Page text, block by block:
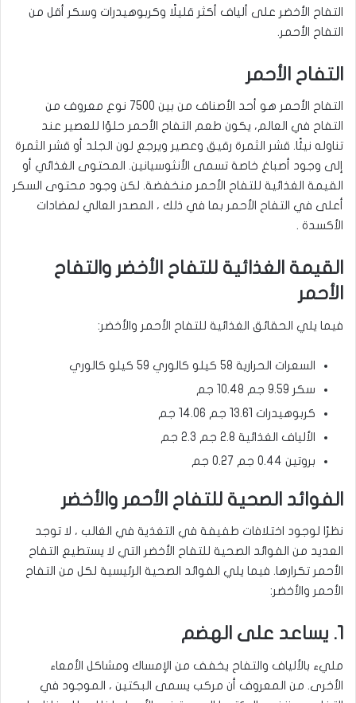
التفاح الأخضر على ألياف أكثر قليلًا وكربوهيدرات وسكر أقل من
التفاح الأحمر.
التفاح الأحمر
التفاح الأحمر هو أحد الأصناف من بين 7500 نوع معروف من
التفاح في العالم، يكون طعم التفاح الأحمر حلوًا للعصير عند
تناوله نيئًا. قشر الثمرة رقيق وعصير ويرجع لون الجلد أو قشر الثمرة
إلى وجود أصباغ خاصة تسمى الأنثوسيانين. المحتوى الغذائي أو
القيمة الغذائية للتفاح الأحمر منخفضة. لكن وجود محتوى السكر
أعلى في التفاح الأحمر بما في ذلك ، المصدر العالي لمضادات
الأكسدة .
القيمة الغذائية للتفاح الأخضر والتفاح
الأحمر
فيما يلي الحقائق الغذائية للتفاح الأحمر والأخضر:
السعرات الحرارية 58 كيلو كالوري 59 كيلو كالوري
سكر 9.59 جم 10.48 جم
كربوهيدرات 13.61 جم 14.06 جم
الألياف الغذائية 2.8 جم 2.3 جم
بروتين 0.44 جم 0.27 جم
الفوائد الصحية للتفاح الأحمر والأخضر
نظرًا لوجود اختلافات طفيفة في التغذية في الغالب ، لا توجد
العديد من الفوائد الصحية للتفاح الأخضر التي لا يستطيع التفاح
الأحمر تكرارها. فيما يلي الفوائد الصحية الرئيسية لكل من التفاح
الأحمر والأخضر:
1. يساعد على الهضم
مليء بالألياف والتفاح يخفف من الإمساك ومشاكل الأمعاء
الأخرى. من المعروف أن مركب يسمى البكتين ، الموجود في